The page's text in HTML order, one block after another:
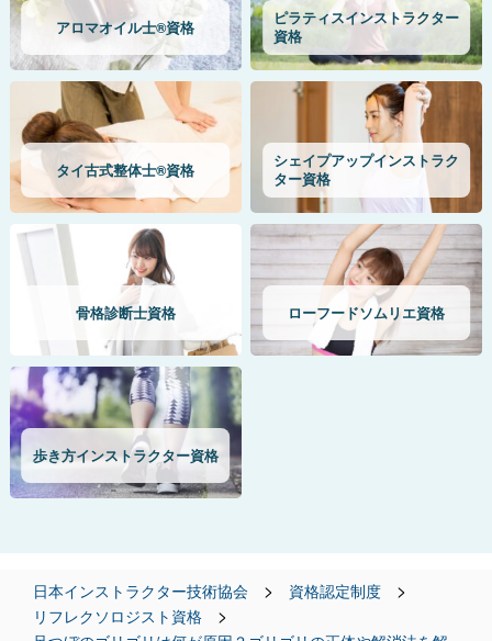
アロマオイル士®資格
ピラティスインストラクター
資格
タイ古式整体士®資格
シェイプアップインストラク
ター資格
骨格診断士資格 ローフードソムリエ資格
歩き方インストラクター資格
日本インストラクター技術協会 > 資格認定制度 >
リフレクソロジスト資格 >